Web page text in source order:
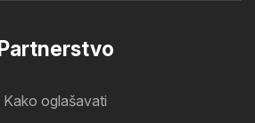
Partnerstvo
Kako oglašavati